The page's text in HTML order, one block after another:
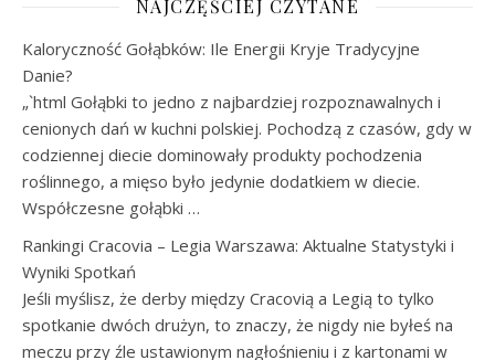
NAJCZĘŚCIEJ CZYTANE
Kaloryczność Gołąbków: Ile Energii Kryje Tradycyjne
Danie?
„`html Gołąbki to jedno z najbardziej rozpoznawalnych i
cenionych dań w kuchni polskiej. Pochodzą z czasów, gdy w
codziennej diecie dominowały produkty pochodzenia
roślinnego, a mięso było jedynie dodatkiem w diecie.
Współczesne gołąbki …
Rankingi Cracovia – Legia Warszawa: Aktualne Statystyki i
Wyniki Spotkań
Jeśli myślisz, że derby między Cracovią a Legią to tylko
spotkanie dwóch drużyn, to znaczy, że nigdy nie byłeś na
meczu przy źle ustawionym nagłośnieniu i z kartonami w